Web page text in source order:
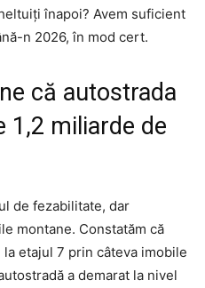
înapoi? Avem suficient
n 2026, în mod cert.
că autostrada
1,2 miliarde de
de fezabilitate, dar
montane. Constatăm că
etajul 7 prin câteva imobile
a demarat la nivel